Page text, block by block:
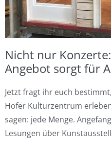
Nicht nur
Angebot sorgt für
Jetzt fragt ihr euch
Hofer Kulturzentrum
sagen: jede Menge.
Lesungen über